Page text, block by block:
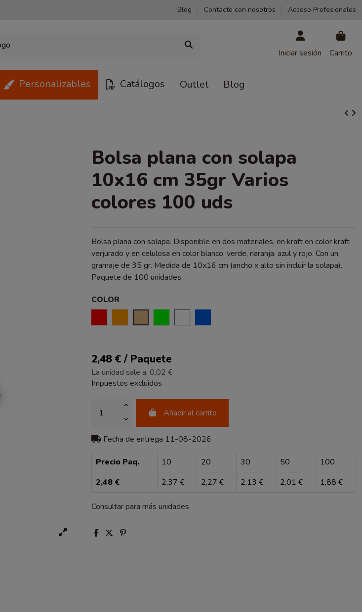
Blog Contacte con nosotros Acceso Profesionales
Iniciar sesión Carrito
Personalizables Catálogos Outlet Blog
Bolsa plana con solapa
10x16 cm 35gr Varios
colores 100 uds
Bolsa plana con solapa. Disponible en dos materiales, en kraft en color kraft
verjurado y en celulosa en color blanco, verde, naranja, azul y rojo. Con un
gramaje de 35 gr. Medida de 10x16 cm (ancho x alto sin incluir la solapa).
Paquete de 100 unidades.
COLOR
2,48 € / Paquete
La unidad sale a: 0,02 €
Impuestos excluidos
Añadir al carrito
Fecha de entrega 11-08-2026
Precio Paq. 10 20 30 50
100
2,48 €
2,37 € 2,27 € 2,13 € 2,01 € 1,88 €
Consultar para más unidades